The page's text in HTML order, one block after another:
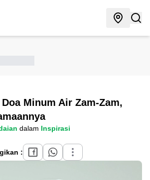
Minum Air Zam-Zam,
dalam Inspirasi
: